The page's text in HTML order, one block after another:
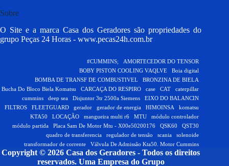
Sobre
O Site e a marca Casa dos Geradores são propriedades do
grupo Peças 24 Horas - www.pecas24h.com.br
#CUMMINS;
AMORTECEDOR DO TENSOR
BOBY PISTON COOLING VAQLVE
Boia digital
BOMBA DE TRANSF DE COMBUSTIVEL
BRONZINA DE BIELA
Bucha Do Bloco Biela Komatsu
CARCAÇA DO RESPIRO case CAT
caterpillar
cummins
deep sea Disjuntor 3tr 2500a Siemens
EIXO DO BALANCIN
FILTROS
FLEETGUARD gerador gerador de energia HIMOINSA
komatsu
KTA50
LOCAÇÃO mangueira multi r6 MTU
módulo controlador
módulo partida
Placa Sam De Motor Mtu - X00e50200176 QSK60
QST30
quadro de transferencia
regulador de tensão scania
solenoide
transformador de corrente
Válvula De Admissão Kta50. Motor Cummins
Copyright © 2026 Casa dos Geradores - Todos os direitos
reservados. Uma Empresa do Grupo